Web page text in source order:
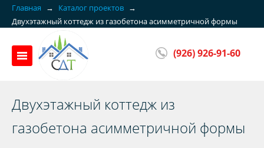
Главная → Каталог проектов →
Двухэтажный коттедж из газобетона асимметричной формы
(926) 926-91-60
Двухэтажный коттедж из
газобетона асимметричной формы